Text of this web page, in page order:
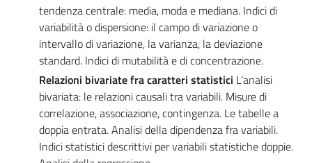
tendenza centrale: media, moda e mediana. Indici di
variabilità o dispersione: il campo di variazione o
intervallo di variazione, la varianza, la deviazione
standard. Indici di mutabilità e di concentrazione.
Relazioni bivariate fra caratteri statistici L’analisi
bivariata: le relazioni causali tra variabili. Misure di
correlazione, associazione, contingenza. Le tabelle a
doppia entrata. Analisi della dipendenza fra variabili.
Indici statistici descrittivi per variabili statistiche doppie.